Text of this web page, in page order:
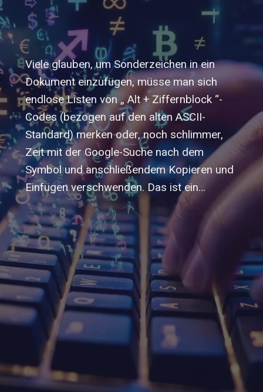
Viele glauben, um Sonderzeichen in ein
Dokument einzufügen, müsse man sich
endlose Listen von „ Alt + Ziffernblock “-
Codes (bezogen auf den alten ASCII-
Standard) merken oder, noch schlimmer,
Zeit mit der Google-Suche nach dem
Symbol und anschließendem Kopieren und
Einfügen verschwenden. Das ist ein…